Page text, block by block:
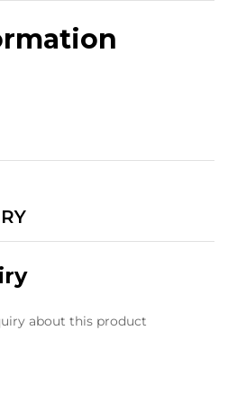
about this product